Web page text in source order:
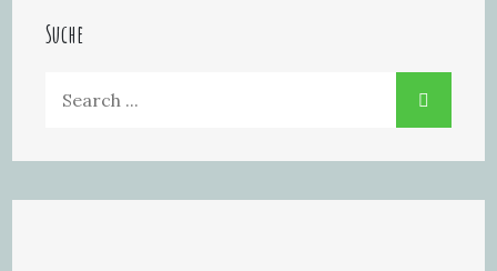
Suche